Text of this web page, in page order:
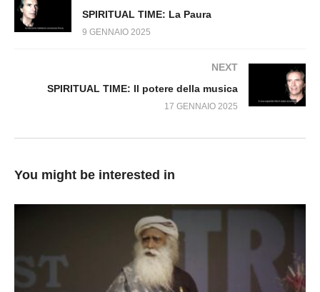
SPIRITUAL TIME: La Paura
9 GENNAIO 2025
NEXT
SPIRITUAL TIME: Il potere della musica
17 GENNAIO 2025
You might be interested in